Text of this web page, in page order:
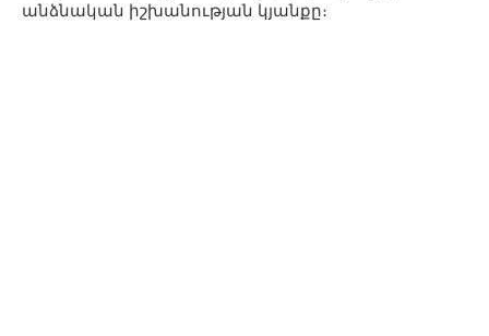
անձնական իշխանության կյանքը։